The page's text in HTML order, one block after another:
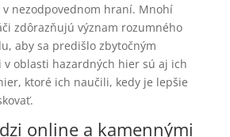
v nezodpovednom hraní. Mnohí
zdôrazňujú význam rozumného
aby sa predišlo zbytočným
oblasti hazardných hier sú aj ich
ktoré ich naučili, kedy je lepšie
online a kamennými